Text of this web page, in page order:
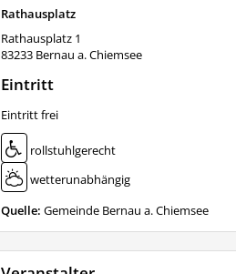
Rathausplatz
Rathausplatz 1
83233 Bernau a. Chiemsee
Eintritt
Eintritt frei
rollstuhlgerecht
wetterunabhängig
Quelle: Gemeinde Bernau a. Chiemsee